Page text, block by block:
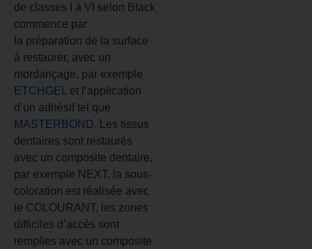
de classes I à VI selon Black
commence par
la préparation de la surface
à restaurer, avec un
mordançage, par exemple
ETCHGEL et l’application
d’un adhésif tel que
MASTERBOND. Les tissus
dentaires sont restaurés
avec un composite dentaire,
par exemple NEXT, la sous-
coloration est réalisée avec
le COLOURANT, les zones
difficiles d’accès sont
remplies avec un composite